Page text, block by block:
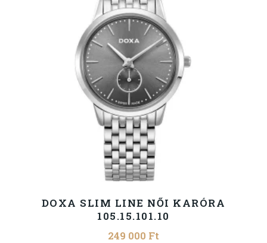
DOXA SLIM LINE NŐI KARÓRA
105.15.101.10
249 000 Ft